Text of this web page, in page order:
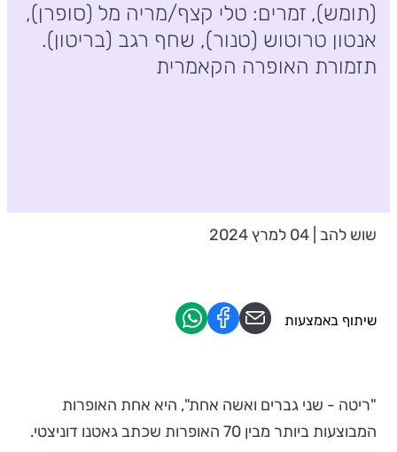
(תומש), זמרים: טלי קצף/מריה מל (סופרן),
אנטון טרוטוש (טנור), שחף רגב (בריטון).
תזמורת האופרה הקאמרית
שוש להב | 04 למרץ 2024
"ריטה - שני גברים ואשה אחת", היא אחת האופרות
המבוצעות ביותר מבין 70 האופרות שכתב גאטנו דוניצטי.
שיתוף באמצעות